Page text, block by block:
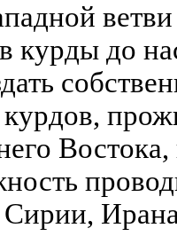
курды до
Сирии,